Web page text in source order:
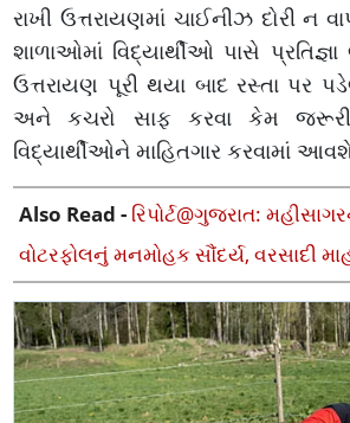
રાખી ઉત્તરાયણમાં ચાઈનીઝ દોરી ન
શાળાઓમાં વિદ્યાર્થીઓ પાસે
ઉત્તરાયણ પૂરી થયા બાદ રસ્તા પર
અને કચરો સાફ કરવા કેમ
વિદ્યાર્થીઓને માહિતગાર કરવામાં
Also Read - રિપોર્ટ@ગુજરાત:
વોટરફોલનું મનમોહક સૌંદર્ય, વરસાદી
ખીલી ઊઠ્યો વોટરફોલ